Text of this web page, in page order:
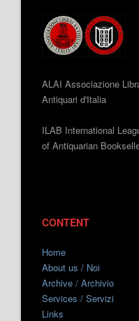
ALAI Associazione
Antiquari d'Italia
ILAB International
of Antiquarian
CONTENT
Home
About us / Noi
Archive / Archivio
Services / Servizi
Links